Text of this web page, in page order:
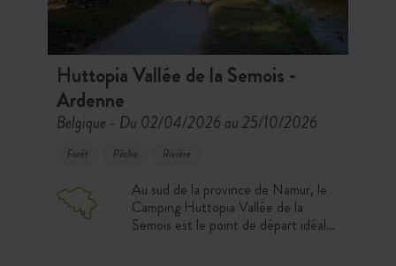
Huttopia Vallée de la Semois -
Ardenne
Belgique - Du 02/04/2026 au 25/10/2026
Forêt Pêche Rivière
Au sud de la province de Namur, le
Camping Huttopia Vallée de la
Semois est le point de départ idéal